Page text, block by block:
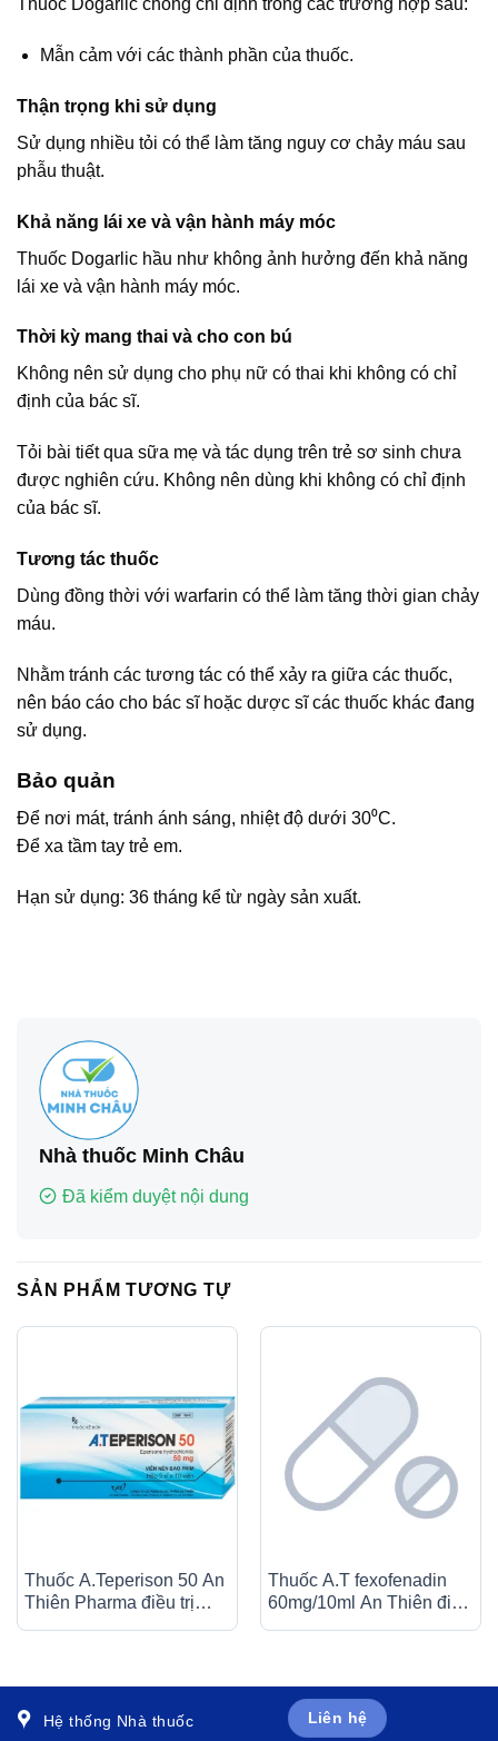
Thuốc Dogarlic chống chỉ định trong các trường hợp sau:
Mẫn cảm với các thành phần của thuốc.
Thận trọng khi sử dụng
Sử dụng nhiều tỏi có thể làm tăng nguy cơ chảy máu sau
phẫu thuật.
Khả năng lái xe và vận hành máy móc
Thuốc Dogarlic hầu như không ảnh hưởng đến khả năng
lái xe và vận hành máy móc.
Thời kỳ mang thai và cho con bú
Không nên sử dụng cho phụ nữ có thai khi không có chỉ
định của bác sĩ.
Tỏi bài tiết qua sữa mẹ và tác dụng trên trẻ sơ sinh chưa
được nghiên cứu. Không nên dùng khi không có chỉ định
của bác sĩ.
Tương tác thuốc
Dùng đồng thời với warfarin có thể làm tăng thời gian chảy
máu.
Nhằm tránh các tương tác có thể xảy ra giữa các thuốc,
nên báo cáo cho bác sĩ hoặc dược sĩ các thuốc khác đang
sử dụng.
Bảo quản
Để nơi mát, tránh ánh sáng, nhiệt độ dưới 30⁰C.
Để xa tầm tay trẻ em.
Hạn sử dụng: 36 tháng kể từ ngày sản xuất.
Nhà thuốc Minh Châu
Đã kiểm duyệt nội dung
SẢN PHẨM TƯƠNG TỰ
Thuốc A.Teperison 50 An
Thiên Pharma điều trị
Thuốc A.T fexofenadin
60mg/10ml An Thiên điều
Hệ thống Nhà thuốc Liên hệ